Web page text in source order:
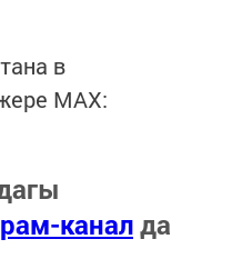
в
MАХ:
каналда